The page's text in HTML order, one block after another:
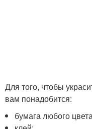
Для того, чтобы
вам понадобится:
бумага любого